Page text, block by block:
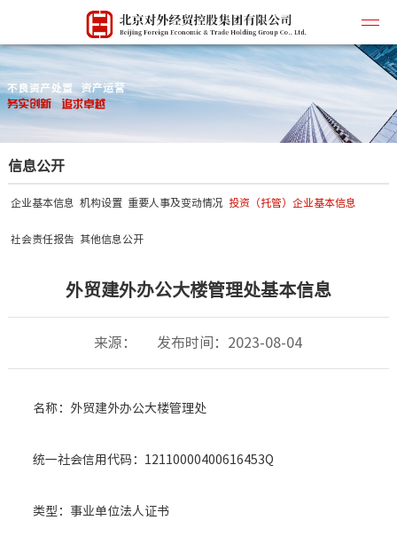
公司简
所属企
信息公开
企业基本信息 机构设置 重要人事及变动情况 投资（托管）企业基本信息
社会责任报告 其他信息公开
外贸建外办公大楼管理处基本信息
来源： 发布时间：2023-08-04
名称：外贸建外办公大楼管理处
统一社会信用代码：12110000400616453Q
类型：事业单位法人证书